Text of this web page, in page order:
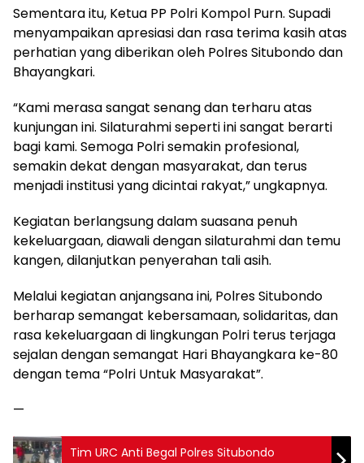
Sementara itu, Ketua PP Polri Kompol Purn. Supadi
menyampaikan apresiasi dan rasa terima kasih atas
perhatian yang diberikan oleh Polres Situbondo dan
Bhayangkari.
“Kami merasa sangat senang dan terharu atas
kunjungan ini. Silaturahmi seperti ini sangat berarti
bagi kami. Semoga Polri semakin profesional,
semakin dekat dengan masyarakat, dan terus
menjadi institusi yang dicintai rakyat,” ungkapnya.
Kegiatan berlangsung dalam suasana penuh
kekeluargaan, diawali dengan silaturahmi dan temu
kangen, dilanjutkan penyerahan tali asih.
Melalui kegiatan anjangsana ini, Polres Situbondo
berharap semangat kebersamaan, solidaritas, dan
rasa kekeluargaan di lingkungan Polri terus terjaga
sejalan dengan semangat Hari Bhayangkara ke-80
dengan tema “Polri Untuk Masyarakat”.
—
Tim URC Anti Begal Polres Situbondo